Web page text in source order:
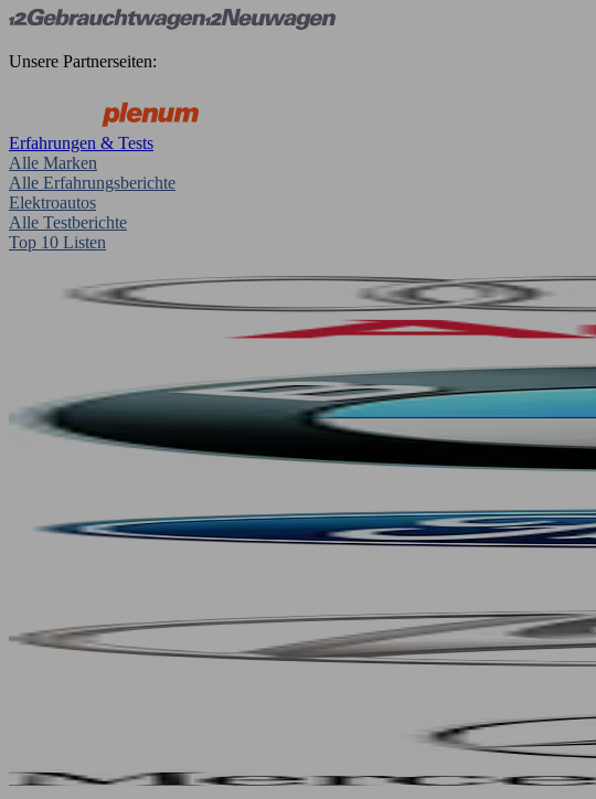
Unsere Partnerseiten:
Erfahrungen & Tests
Alle Marken
Alle Erfahrungsberichte
Elektroautos
Alle Testberichte
Top 10 Listen